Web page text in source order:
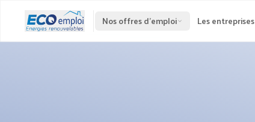
Nos offres d'emploi Les entreprises